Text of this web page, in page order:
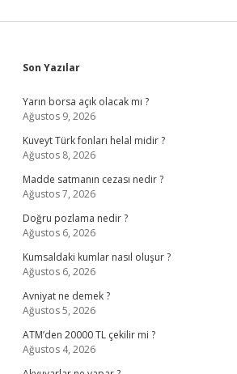
Sidebar
Son Yazılar
Yarın borsa açık olacak mı ?
Ağustos 9, 2026
Kuveyt Türk fonları helal midir ?
Ağustos 8, 2026
Madde satmanın cezası nedir ?
Ağustos 7, 2026
Doğru pozlama nedir ?
Ağustos 6, 2026
Kumsaldaki kumlar nasıl oluşur ?
Ağustos 6, 2026
Avniyat ne demek ?
Ağustos 5, 2026
ATM’den 20000 TL çekilir mi ?
Ağustos 4, 2026